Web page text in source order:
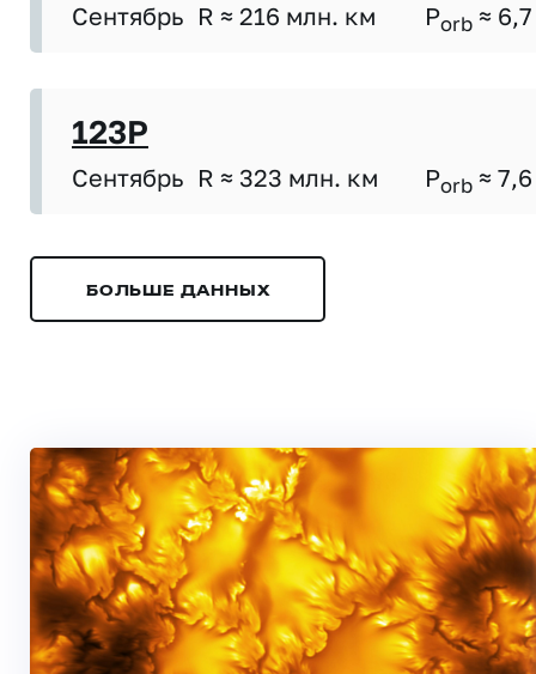
Сентябрь R ≈ 216 млн. км Porb ≈ 6,7
123P
Сентябрь R ≈ 323 млн. км Porb ≈ 7,6
БОЛЬШЕ ДАННЫХ